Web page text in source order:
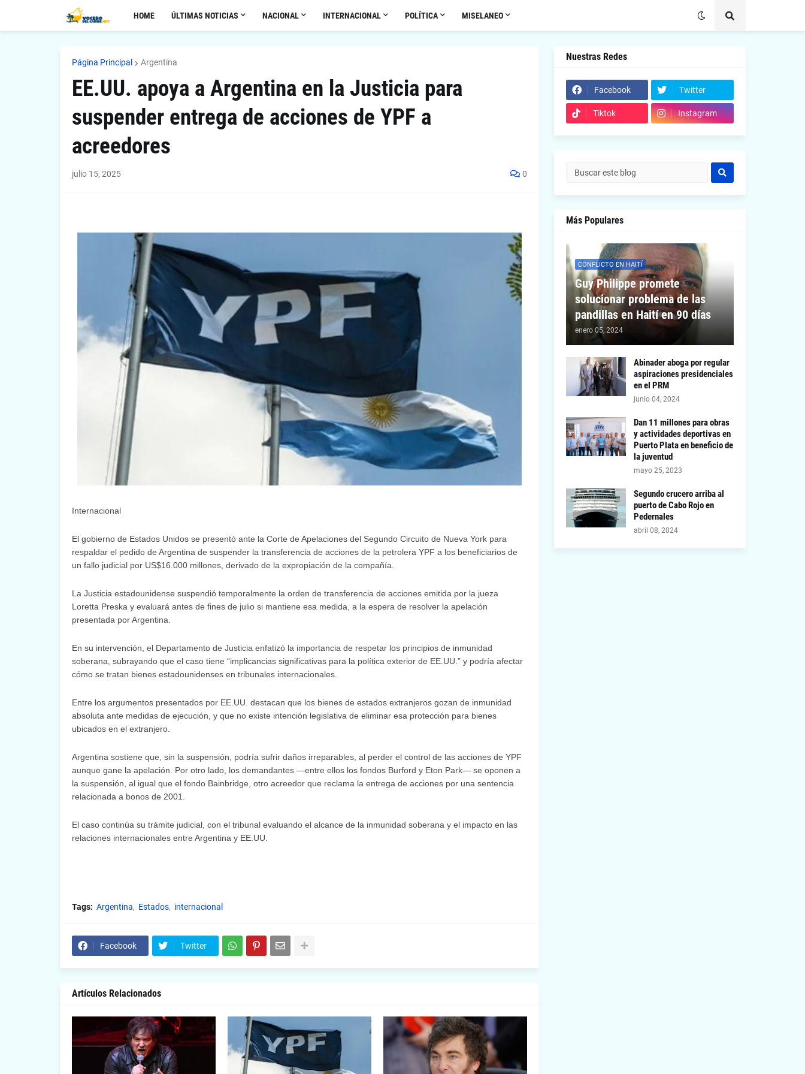
HOME ÚLTIMAS NOTICIAS NACIONAL INTERNACIONAL POLÍTICA MISELANEO
Página Principal Argentina
EE.UU. apoya a Argentina en la Justicia para
suspender entrega de acciones de YPF a
acreedores
julio 15, 2025 0
Internacional
El gobierno de Estados Unidos se presentó ante la Corte de Apelaciones del Segundo Circuito de Nueva York para
respaldar el pedido de Argentina de suspender la transferencia de acciones de la petrolera YPF a los beneficiarios de
un fallo judicial por US$16.000 millones, derivado de la expropiación de la compañía.
La Justicia estadounidense suspendió temporalmente la orden de transferencia de acciones emitida por la jueza
Loretta Preska y evaluará antes de fines de julio si mantiene esa medida, a la espera de resolver la apelación
presentada por Argentina.
En su intervención, el Departamento de Justicia enfatizó la importancia de respetar los principios de inmunidad
soberana, subrayando que el caso tiene “implicancias significativas para la política exterior de EE.UU.” y podría afectar
cómo se tratan bienes estadounidenses en tribunales internacionales.
Entre los argumentos presentados por EE.UU. destacan que los bienes de estados extranjeros gozan de inmunidad
absoluta ante medidas de ejecución, y que no existe intención legislativa de eliminar esa protección para bienes
ubicados en el extranjero.
Argentina sostiene que, sin la suspensión, podría sufrir daños irreparables, al perder el control de las acciones de YPF
aunque gane la apelación. Por otro lado, los demandantes —entre ellos los fondos Burford y Eton Park— se oponen a
la suspensión, al igual que el fondo Bainbridge, otro acreedor que reclama la entrega de acciones por una sentencia
relacionada a bonos de 2001.
El caso continúa su trámite judicial, con el tribunal evaluando el alcance de la inmunidad soberana y el impacto en las
relaciones internacionales entre Argentina y EE.UU.
Tags: Argentina Estados internacional
Facebook Twitter
Artículos Relacionados
Nuestras Redes
Facebook Twitter
Tiktok Instagram
Más Populares
CONFLICTO EN HAITÍ
Guy Philippe promete
solucionar problema de las
pandillas en Haití en 90 días
enero 05, 2024
Abinader aboga por regular
aspiraciones presidenciales
en el PRM
junio 04, 2024
Dan 11 millones para obras
y actividades deportivas en
Puerto Plata en beneficio de
la juventud
mayo 25, 2023
Segundo crucero arriba al
puerto de Cabo Rojo en
Pedernales
abril 08, 2024